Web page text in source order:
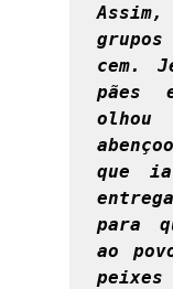
cem.
pães
que
para
ao